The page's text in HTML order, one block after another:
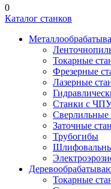
0
Каталог станков
Токарные
Фрезерные
Лазерные
Станки с
Сверлильные
Заточные
Трубогибы
Токарные